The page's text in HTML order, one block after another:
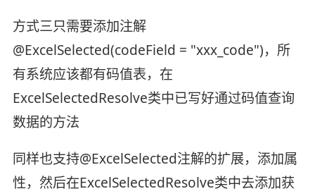
方式三只需要添加注解
@ExcelSelected(codeField = "xxx_code")，所
有系统应该都有码值表，在
ExcelSelectedResolve类中已写好通过码值查询
数据的方法
同样也支持@ExcelSelected注解的扩展，添加属
性，然后在ExcelSelectedResolve类中去添加获